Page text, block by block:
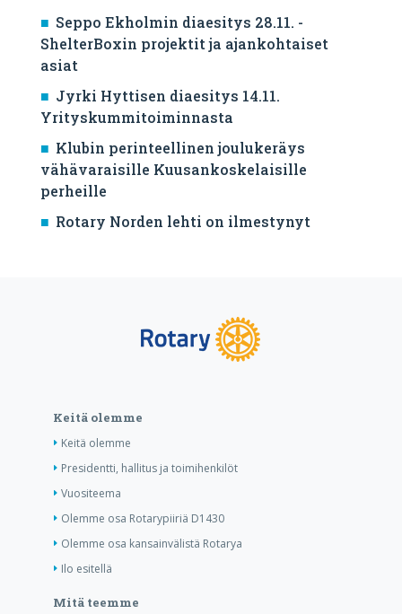
Seppo Ekholmin diaesitys 28.11. -
ShelterBoxin projektit ja ajankohtaiset
asiat
Jyrki Hyttisen diaesitys 14.11.
Yrityskummitoiminnasta
Klubin perinteellinen joulukeräys
vähävaraisille Kuusankoskelaisille
perheille
Rotary Norden lehti on ilmestynyt
Keitä olemme
Keitä olemme
Presidentti, hallitus ja toimihenkilöt
Vuositeema
Olemme osa Rotarypiiriä D1430
Olemme osa kansainvälistä Rotarya
Ilo esitellä
Mitä teemme